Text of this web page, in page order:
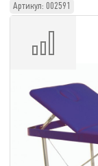
Артикул: 002591